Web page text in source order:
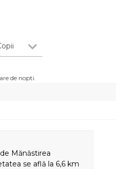
de nopti.
Mănăstirea
se află la 6,6 km